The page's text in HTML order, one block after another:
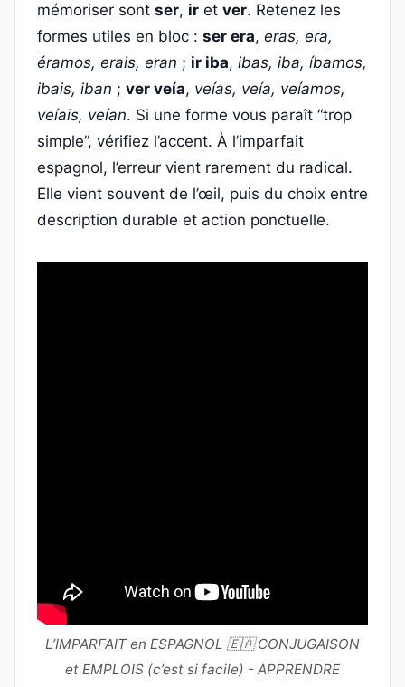
mémoriser sont ser, ir et ver. Retenez les
formes utiles en bloc : ser era, eras, era,
éramos, erais, eran ; ir iba, ibas, iba, íbamos,
ibais, iban ; ver veía, veías, veía, veíamos,
veíais, veían. Si une forme vous paraît “trop
simple”, vérifiez l’accent. À l’imparfait
espagnol, l’erreur vient rarement du radical.
Elle vient souvent de l’œil, puis du choix entre
description durable et action ponctuelle.
L’IMPARFAIT en ESPAGNOL 🇪🇦 CONJUGAISON
et EMPLOIS (c’est si facile) - APPRENDRE